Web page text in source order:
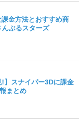
金方法とおすすめ商
ぶるスターズ
!】スナイパー3Dに課金
まとめ